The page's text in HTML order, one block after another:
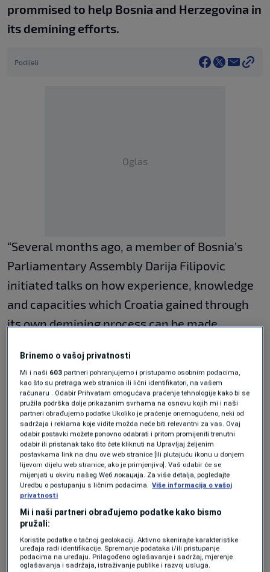
prommised to help Bosnia and Herzegovina in
its demining efforts.
Podijeli
Oglas
“Several months ago, a member of Bosnia’s
Parliamentary Assembly Darija Filipovic
initiated talks on how experience, knowledge
and capacities which Croatia gained through
its own demining process can be made
the preparations, coordinations at various
levels and during today’s meeting with
Bosnia’s Civil Affairs Minister Dubravka
Bosnjak, and Darija Filipovic, we agreed on
further steps and cooperation”, Bozinovic said.
He recalled that Croatia cuccessfully
completed its demining process in March of
this year.
“We know how important this is and we want
to share this experience with Bosnia and
Brinemo o vašoj privatnosti
Mi i naši 603 partneri pohranjujemo i pristupamo osobnim podacima,
kao što su pretraga web stranica ili lični identifikatori, na vašem
računaru . Odabir Prihvatam omogućava praćenje tehnologije kako bi se
pružila podrška dolje prikazanim svrhama na osnovu kojih mi i naši
partneri obrađujemo podatke Ukoliko je praćenje onemogućeno, neki od
sadržaja i reklama koje vidite možda neće biti relevantni za vas. Ovaj
odabir postavki možete ponovno odabrati i pritom promijeniti trenutni
odabir ili pristanak tako što ćete kliknuti na Upravljaj željenim
postavkama link na dnu ove web stranice [ili plutajuću ikonu u donjem
lijevom dijelu web stranice, ako je primjenjivo]. Vaš odabir će se
mijenjati u okviru našeg Wеб локација. Za više detalja, pogledajte
Uredbu o postupanju s ličnim podacima. Više informacija o vašoj
privatnosti
Mi i naši partneri obrađujemo podatke kako bismo
pružali:
Koristite podatke o tačnoj geolokaciji. Aktivno skenirajte karakteristike
uređaja radi identifikacije. Spremanje podataka i/ili pristupanje
podacima na uređaju. Prilagođeno oglašavanje i sadržaj, mjerenje
oglašavanja i sadržaja, istraživanje publike i razvoj usluga.